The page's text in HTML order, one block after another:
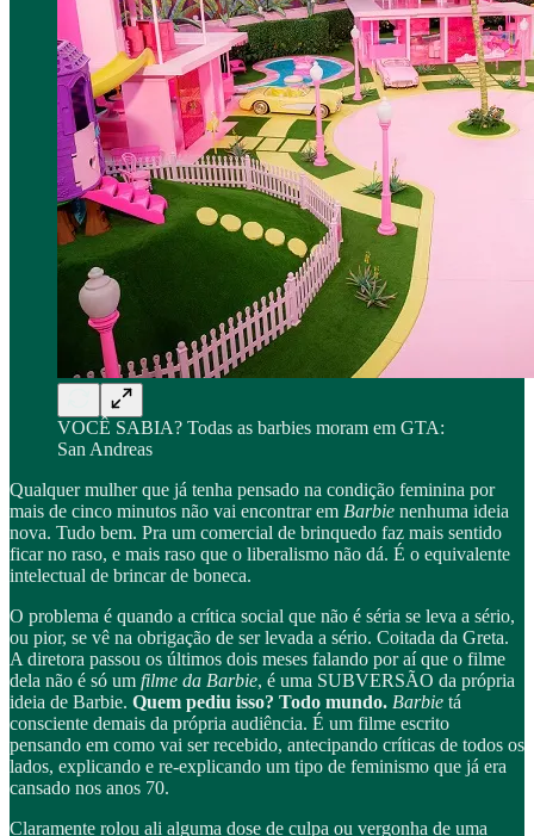
VOCÊ SABIA? Todas as barbies moram em GTA:
San Andreas
Qualquer mulher que já tenha pensado na condição feminina por
mais de cinco minutos não vai encontrar em Barbie nenhuma ideia
nova. Tudo bem. Pra um comercial de brinquedo faz mais sentido
ficar no raso, e mais raso que o liberalismo não dá. É o equivalente
intelectual de brincar de boneca.
O problema é quando a crítica social que não é séria se leva a sério,
ou pior, se vê na obrigação de ser levada a sério. Coitada da Greta.
A diretora passou os últimos dois meses falando por aí que o filme
dela não é só um filme da Barbie, é uma SUBVERSÃO da própria
ideia de Barbie. Quem pediu isso? Todo mundo. Barbie tá
consciente demais da própria audiência. É um filme escrito
pensando em como vai ser recebido, antecipando críticas de todos os
lados, explicando e re-explicando um tipo de feminismo que já era
cansado nos anos 70.
Claramente rolou ali alguma dose de culpa ou vergonha de uma